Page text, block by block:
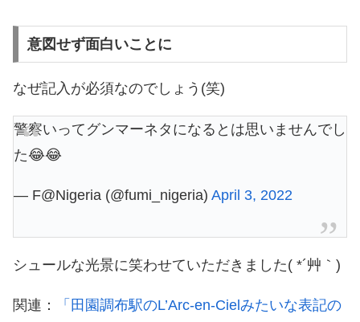
意図せず面白いことに
なぜ記入が必須なのでしょう(笑)
警察いってグンマーネタになるとは思いませんでし
た😂😂
— F@Nigeria (@fumi_nigeria) April 3, 2022
シュールな光景に笑わせていただきました( *´艸｀)
関連：
「田園調布駅のL’Arc-en-Cielみたいな表記の